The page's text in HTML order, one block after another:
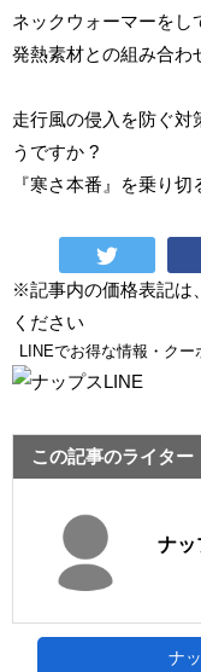
ネックウォーマーをし
発熱素材との組み合わ
走行風の侵入を防ぐ対
うですか ?
『寒さ本番』を乗り切
※記事内の価格表記は
ください
LINEでお得な情報・クー
この記事のライター
ナッ
ナ